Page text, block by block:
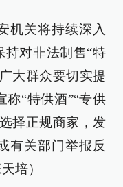
机关将持续深入
持对非法制售“特
大群众要切实提
“特供酒”“专供
择正规商家，发
有关部门举报反
培）